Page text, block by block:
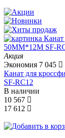
Акция
Экономия 7 045
Канат для
SF-RС12
В наличии
10 567
17 612